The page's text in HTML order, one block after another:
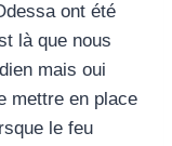
ont été
là que nous
mais oui
mettre en place
le feu